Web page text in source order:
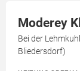
Moderey
Bei der
Bliedersdorf)